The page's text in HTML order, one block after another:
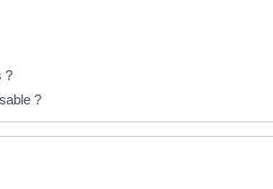
?
?